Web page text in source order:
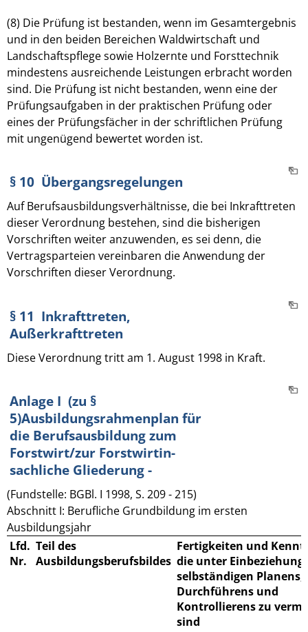
(8) Die Prüfung ist bestanden, wenn im Gesamtergebnis
und in den beiden Bereichen Waldwirtschaft und
Landschaftspflege sowie Holzernte und Forsttechnik
mindestens ausreichende Leistungen erbracht worden
sind. Die Prüfung ist nicht bestanden, wenn eine der
Prüfungsaufgaben in der praktischen Prüfung oder
eines der Prüfungsfächer in der schriftlichen Prüfung
mit ungenügend bewertet worden ist.
§ 10 Übergangsregelungen
Auf Berufsausbildungsverhältnisse, die bei Inkrafttreten
dieser Verordnung bestehen, sind die bisherigen
Vorschriften weiter anzuwenden, es sei denn, die
Vertragsparteien vereinbaren die Anwendung der
Vorschriften dieser Verordnung.
§ 11 Inkrafttreten,
Außerkrafttreten
Diese Verordnung tritt am 1. August 1998 in Kraft.
Anlage I (zu §
5)Ausbildungsrahmenplan für
die Berufsausbildung zum
Forstwirt/zur Forstwirtin-
sachliche Gliederung -
(Fundstelle: BGBl. I 1998, S. 209 - 215)
Abschnitt I: Berufliche Grundbildung im ersten
Ausbildungsjahr
Lfd.
Nr.
Teil des
Ausbildungsberufsbildes
Fertigkeiten und
die unter Einbeziehung
selbständigen Planens,
Durchführens und
Kontrollierens zu
sind